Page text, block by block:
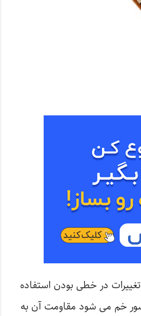
در خطی بودن استفاده
خم می شود مقاومت آن به